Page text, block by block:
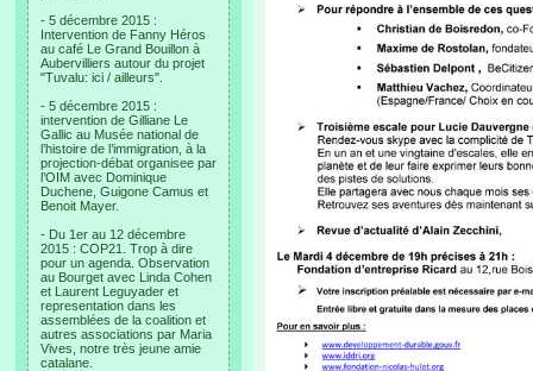
- 5 décembre 2015 :
Intervention de Fanny Héros
au café Le Grand Bouillon à
Aubervilliers autour du projet
"Tuvalu: ici / ailleurs".
- 5 décembre 2015 :
intervention de Gilliane Le
Gallic au Musée national de
l’histoire de l’immigration, à la
projection-débat organisee par
l’OIM avec Dominique
Duchene, Guigone Camus et
Benoit Mayer.
- Du 1er au 12 décembre
2015 : COP21. Trop à dire
pour un agenda. Observation
au Bourget avec Linda Cohen
et Laurent Leguyader et
representation dans les
assemblées de la coalition et
autres associations par Maria
Vives, notre très jeune amie
catalane.